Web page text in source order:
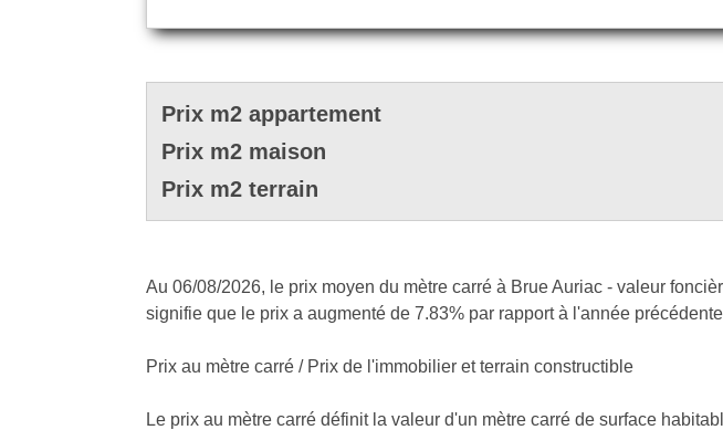
Prix m2 appartement
Prix m2 maison
Prix m2 terrain
Au 06/08/2026, le prix moyen du mètre carré à Brue Auriac - valeur
signifie que le prix a augmenté de 7.83% par rapport à l'année
Prix au mètre carré / Prix de l'immobilier et terrain constructible
Le prix au mètre carré définit la valeur d'un mètre carré de surface